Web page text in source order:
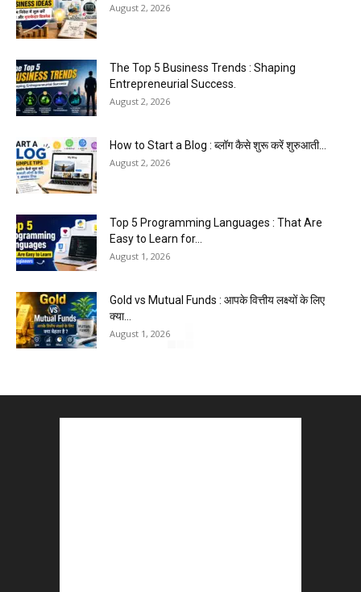
August 2, 2026
The Top 5 Business Trends : Shaping
Entrepreneurial Success.
August 2, 2026
How to Start a Blog : ब्लॉग कैसे शुरू करें शुरुआती...
August 2, 2026
Top 5 Programming Languages : That Are
Easy to Learn for...
August 1, 2026
Gold vs Mutual Funds : आपके वित्तीय लक्ष्यों के लिए
क्या...
August 1, 2026